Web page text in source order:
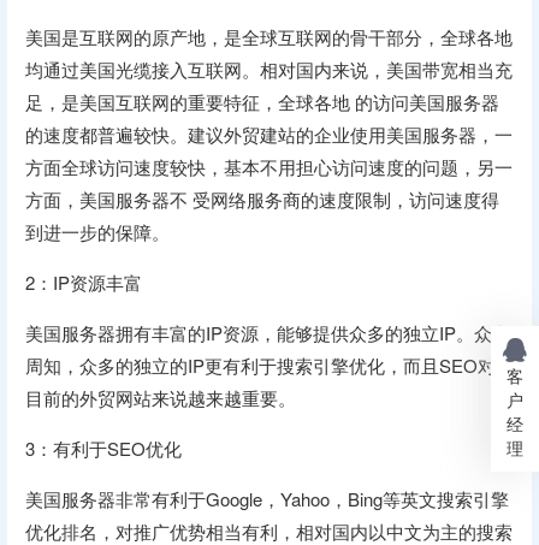
美国是互联网的原产地，是全球互联网的骨干部分，全球各地
均通过美国光缆接入互联网。相对国内来说，美国带宽相当充
足，是美国互联网的重要特征，全球各地 的访问美国服务器
的速度都普遍较快。建议外贸建站的企业使用美国服务器，一
方面全球访问速度较快，基本不用担心访问速度的问题，另一
方面，美国服务器不 受网络服务商的速度限制，访问速度得
到进一步的保障。
2：IP资源丰富
美国服务器拥有丰富的IP资源，能够提供众多的独立IP。众所
周知，众多的独立的IP更有利于搜索引擎优化，而且SEO对于
目前的外贸网站来说越来越重要。
3：有利于SEO优化
美国服务器非常有利于Google，Yahoo，Bing等英文搜索引擎
优化排名，对推广优势相当有利，相对国内以中文为主的搜索
客
户
经
理